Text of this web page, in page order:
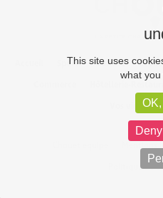
Sports Culture
Vos vidéos
Mentions
Politique de
This site uses
what
OK,